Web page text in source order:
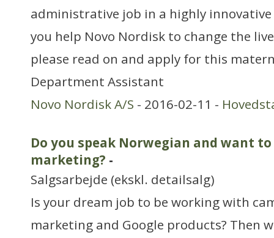
administrative job in a highly
you help Novo Nordisk to change the
please read on and apply for this
Department Assistant
Novo Nordisk A/S - 2016-02-11 -
Do you speak Norwegian and want
marketing? -
Salgsarbejde (ekskl. detailsalg)
Is your dream job to be working with
marketing and Google products? Then